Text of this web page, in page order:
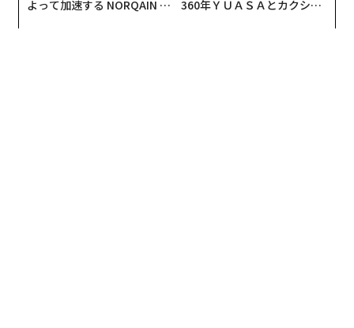
よって加速する NORQAIN JA
360年ＹＵＡＳＡとカクシン